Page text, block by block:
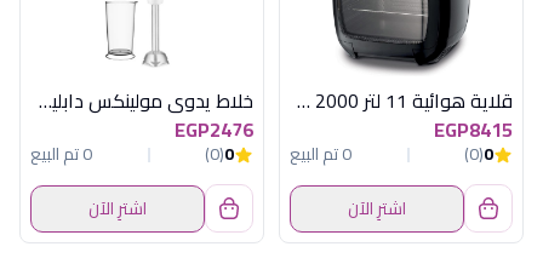
قلاية هوائية 11 لتر 2000 وات كينود
EGP8415
0
(0)
0 تم البيع
اشترِ الآن
خلاط يدوي مولينكس دابليك - 1000 وات، سرعات متعددة، أبيض ونحاسي (DD6411EG)
EGP2476
0
(0)
0 تم البيع
اشترِ الآن